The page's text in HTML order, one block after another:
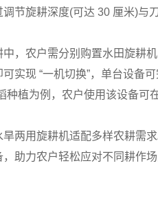
节旋耕深度(可达 30 厘米)
农户需分别购置水田旋耕
实现 “一机切换”，单台设备
植为例，农户使用该设备
用旋耕机适配多样农耕需求
力农户轻松应对不同耕作场